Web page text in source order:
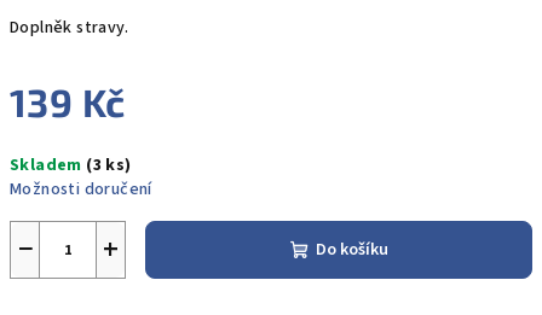
Doplněk stravy.
139 Kč
cena:
Skladem (3 ks)
Možnosti doručení
+
− Do košíku